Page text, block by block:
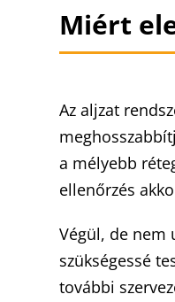
Miért
Az aljzat
a mélyebb
ellenőrzés
Végül, de nem
szükségessé
további